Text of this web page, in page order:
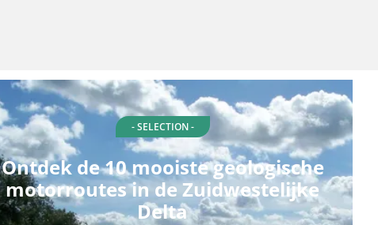
- SELECTION -
Ontdek de 10 mooiste geologische
motorroutes in de Zuidwestelijke
Delta